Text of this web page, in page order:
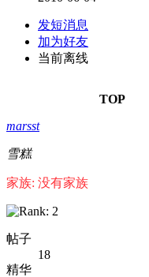
发短消息
加为好友
当前离线
TOP
marsst
雪糕
家族: 没有家族
帖子
18
精华